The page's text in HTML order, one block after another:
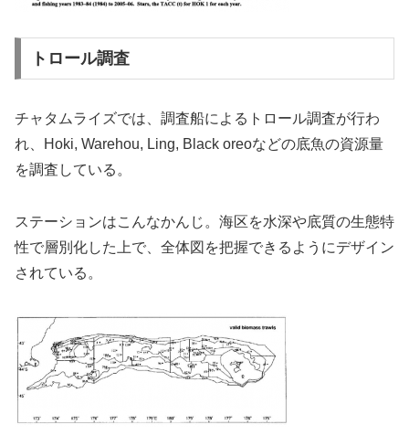
トロール調査
チャタムライズでは、調査船によるトロール調査が行わ
れ、Hoki, Warehou, Ling, Black oreoなどの底魚の資源量
を調査している。
ステーションはこんなかんじ。海区を水深や底質の生態特
性で層別化した上で、全体図を把握できるようにデザイン
されている。